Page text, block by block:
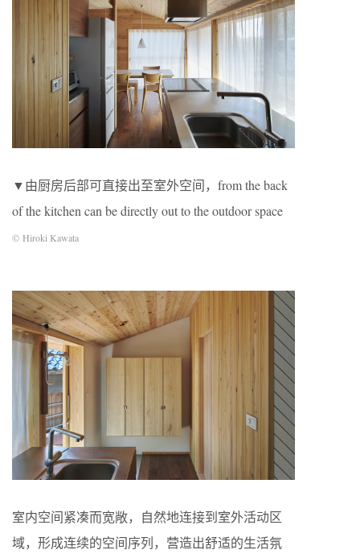
▼由厨房后部可直接出至室外空间，from the back
of the kitchen can be directly out to the outdoor space
© Hiroki Kawata
室内空间紧凑而宽敞，自然地连接到室外活动区
域，形成连续的空间序列，营造出舒适的生活氛